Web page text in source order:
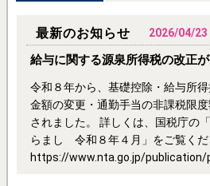
最新のお知らせ 2026/04/23
給与に関する源泉所得税の改正が
令和８年から、基礎控除・給与所
金額の変更・通勤手当の非課税限
されました。 詳しくは、国税庁の
らまし 令和８年４月」をご覧くだ
https://www.nta.go.jp/